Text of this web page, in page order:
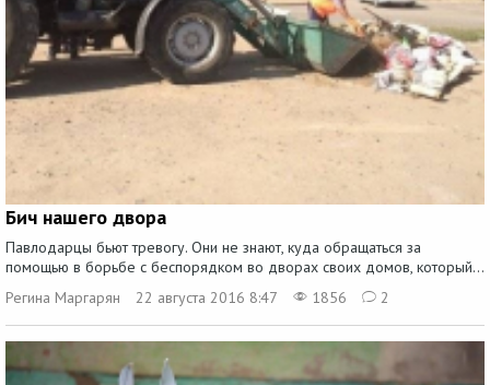
Бич нашего двора
Павлодарцы бьют тревогу. Они не знают, куда обращаться за
помощью в борьбе с беспорядком во дворах своих домов, который...
Регина Маргарян
22 августа 2016 8:47 1856 2